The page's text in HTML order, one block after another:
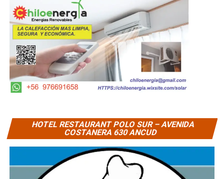
HOTEL RESTAURANT POLO SUR – AVENIDA
COSTANERA 630 ANCUD